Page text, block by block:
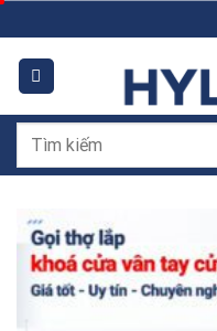
to
content
Tìm